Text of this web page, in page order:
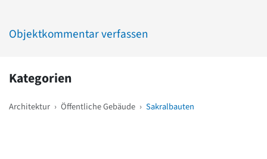
Objektkommentar verfassen
Kategorien
Architektur › Öffentliche Gebäude › Sakralbauten